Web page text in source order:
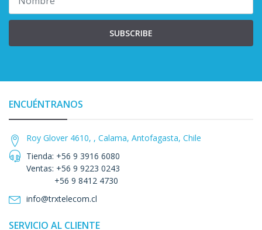
SUBSCRIBE
ENCUÉNTRANOS
Roy Glover 4610, , Calama, Antofagasta, Chile
Tienda: +56 9 3916 6080
Ventas: +56 9 9223 0243
+56 9 8412 4730
info@trxtelecom.cl
SERVICIO AL CLIENTE